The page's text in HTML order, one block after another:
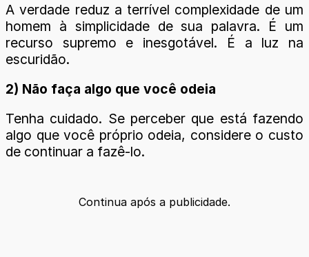
A verdade reduz a terrível complexidade de um
homem à simplicidade de sua palavra. É um
recurso supremo e inesgotável. É a luz na
escuridão.
2) Não faça algo que você odeia
Tenha cuidado. Se perceber que está fazendo
algo que você próprio odeia, considere o custo
de continuar a fazê-lo.
Continua após a publicidade.